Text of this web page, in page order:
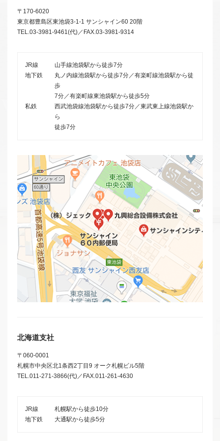
〒170-6020
東京都豊島区東池袋3-1-1 サンシャイン60 20階
TEL.03-3981-9461(代)／FAX.03-3981-9314
JR線
山手線池袋駅から徒歩7分
地下鉄
丸ノ内線池袋駅から徒歩7分／有楽町線池袋駅から徒
歩
7分／有楽町線東池袋駅から徒歩5分
私鉄
西武池袋線池袋駅から徒歩7分／東武東上線池袋駅か
ら
徒歩7分
北海道支社
〒060-0001
札幌市中央区北1条西2丁目9 オーク札幌ビル5階
TEL.011-271-3866(代)／FAX.011-261-4630
JR線
札幌駅から徒歩10分
地下鉄
大通駅から徒歩5分